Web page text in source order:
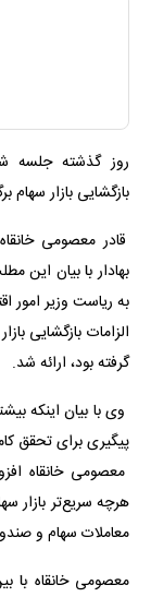
روز گذشته جلسه
بازگشایی بازار سهام
قادر معصومی
بهادار با بیان
به ریاست وزیر امور
الزامات بازگشایی
گرفته بود، ارائه شد.
وی با بیان اینکه
پیگیری برای تحقق
معصومی خانقاه
هرچه سریع‌تر بازار
معاملات سهام و
معصومی خانقاه با